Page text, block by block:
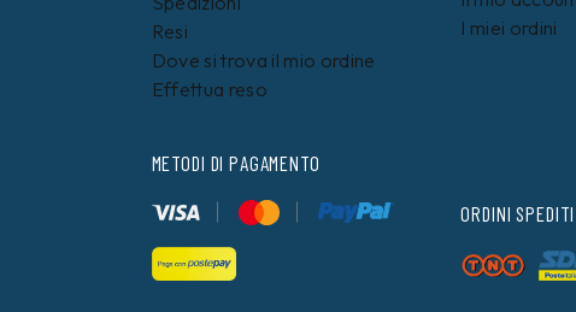
Resi
Dove si trova il mio ordine
Effettua reso
METODI DI PAGAMENTO
I miei ordini
ORDINI